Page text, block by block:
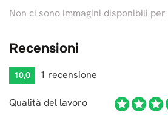
Non ci sono immagini disponibili
Recensioni
10,0 1 recensione
Qualità del lavoro